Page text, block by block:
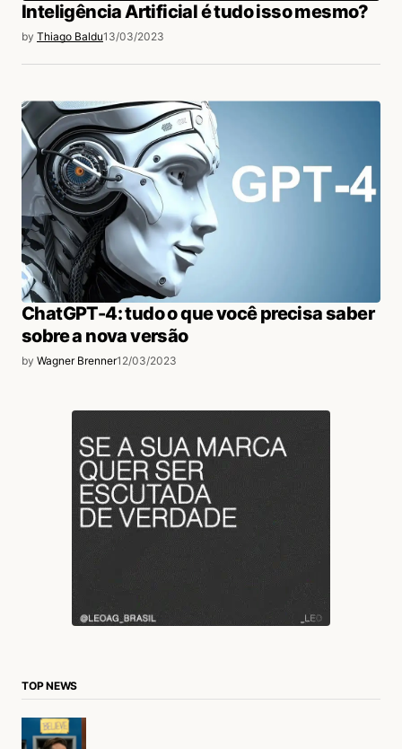
Inteligência Artificial é tudo isso mesmo?
by Thiago Baldu13/03/2023
ChatGPT-4: tudo o que você precisa saber
sobre a nova versão
by Wagner Brenner12/03/2023
TOP NEWS